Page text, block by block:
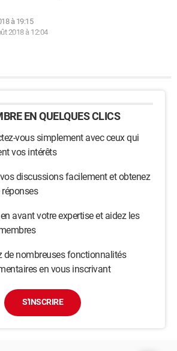
à 19:15
2018 à 12:04
EN QUELQUES CLICS
vous simplement avec ceux qui
vos intérêts
discussions facilement et obtenez
avant votre expertise et aidez les
de nombreuses fonctionnalités
en vous inscrivant
S'INSCRIRE